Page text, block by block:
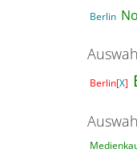
Berlin
Berlin[X]